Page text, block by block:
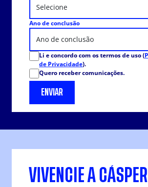
Ano de conclusão
Li e concordo com os termos de uso (
de Privacidade).
Quero receber comunicações.
VIVENCIE A CÁSPER